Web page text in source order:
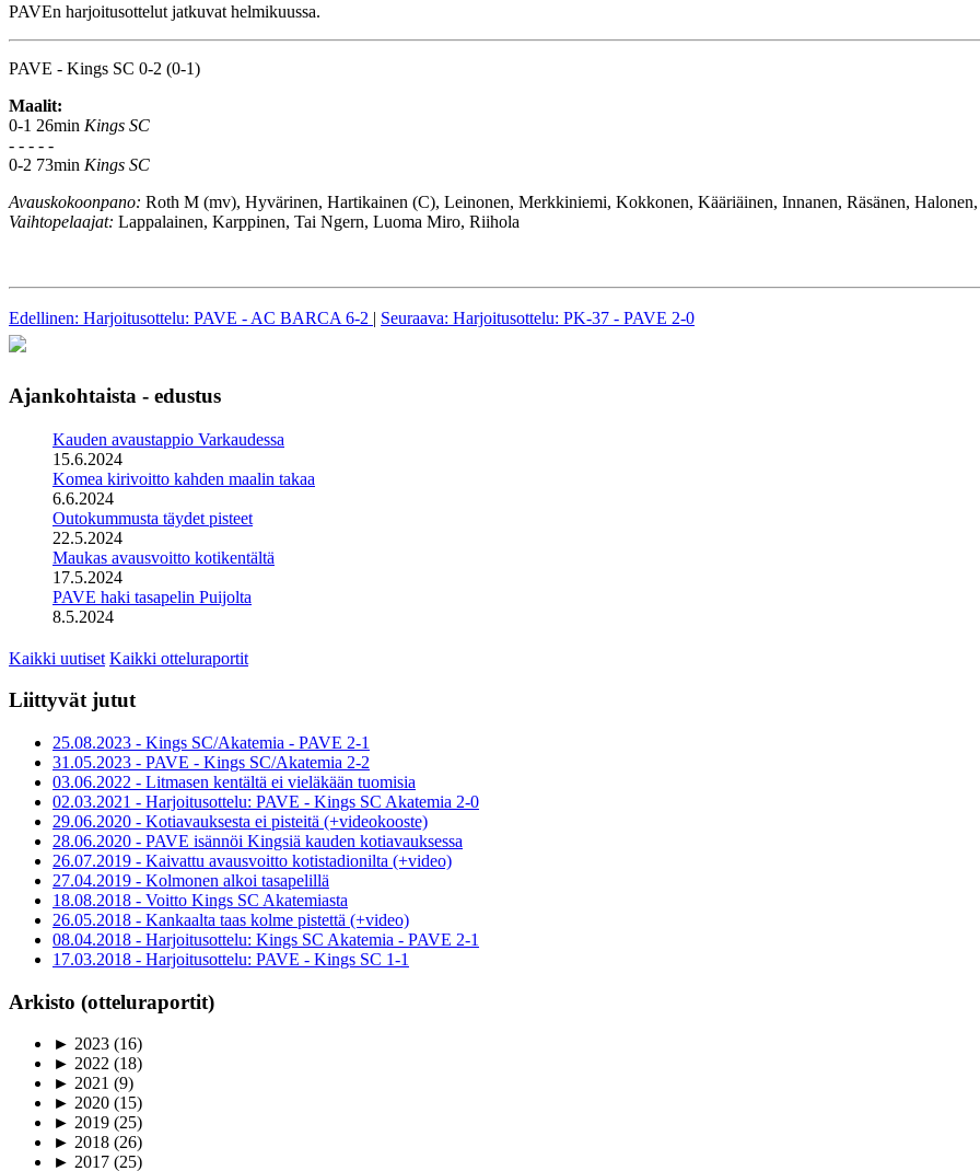
PAVEn harjoitusottelut jatkuvat helmikuussa.
PAVE - Kings SC 0-2 (0-1)
Maalit:
0-1 26min Kings SC
- - - - -
0-2 73min Kings SC
Avauskokoonpano: Roth M (mv), Hyvärinen, Hartikainen (C), Leinonen, Merkkiniemi, Kokkonen, Kääriäinen, Innanen, Räsänen, Halonen,
Vaihtopelaajat: Lappalainen, Karppinen, Tai Ngern, Luoma Miro, Riihola
Edellinen: Harjoitusottelu: PAVE - AC BARCA 6-2 | Seuraava: Harjoitusottelu: PK-37 - PAVE 2-0
Ajankohtaista - edustus
Kauden avaustappio Varkaudessa
15.6.2024
Komea kirivoitto kahden maalin takaa
6.6.2024
Outokummusta täydet pisteet
22.5.2024
Maukas avausvoitto kotikentältä
17.5.2024
PAVE haki tasapelin Puijolta
8.5.2024
Kaikki uutiset Kaikki otteluraportit
Liittyvät jutut
25.08.2023 - Kings SC/Akatemia - PAVE 2-1
31.05.2023 - PAVE - Kings SC/Akatemia 2-2
03.06.2022 - Litmasen kentältä ei vieläkään tuomisia
02.03.2021 - Harjoitusottelu: PAVE - Kings SC Akatemia 2-0
29.06.2020 - Kotiavauksesta ei pisteitä (+videokooste)
28.06.2020 - PAVE isännöi Kingsiä kauden kotiavauksessa
26.07.2019 - Kaivattu avausvoitto kotistadionilta (+video)
27.04.2019 - Kolmonen alkoi tasapelillä
18.08.2018 - Voitto Kings SC Akatemiasta
26.05.2018 - Kankaalta taas kolme pistettä (+video)
08.04.2018 - Harjoitusottelu: Kings SC Akatemia - PAVE 2-1
17.03.2018 - Harjoitusottelu: PAVE - Kings SC 1-1
Arkisto (otteluraportit)
► 2023 (16)
► 2022 (18)
► 2021 (9)
► 2020 (15)
► 2019 (25)
► 2018 (26)
► 2017 (25)